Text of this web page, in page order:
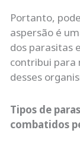
Portanto,
aspersão é
dos parasitas
contribui para
desses
Tipos de
combatidos